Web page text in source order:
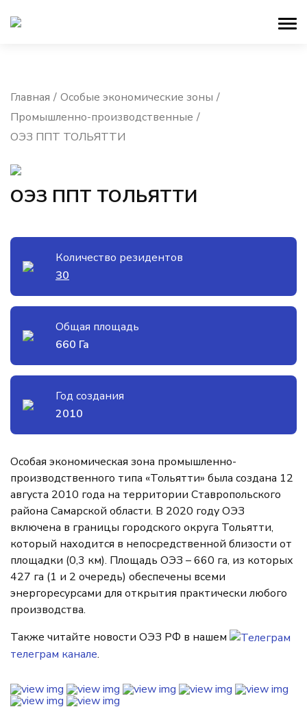
Главная
Особые экономические зоны
Промышленно-производственные
ОЭЗ ППТ ТОЛЬЯТТИ
ОЭЗ ППТ ТОЛЬЯТТИ
Количество резидентов
30
Общая площадь
660 Га
Год создания
2010
Особая экономическая зона промышленно-
производственного типа «Тольятти» была создана 12
августа 2010 года на территории Ставропольского
района Самарской области. В 2020 году ОЭЗ
включена в границы городского округа Тольятти,
который находится в непосредственной близости от
площадки (0,3 км). Площадь ОЭЗ – 660 га, из которых
427 га (1 и 2 очередь) обеспечены всеми
энергоресурсами для открытия практически любого
производства.
Также читайте новости ОЭЗ РФ в нашем
телеграм канале.